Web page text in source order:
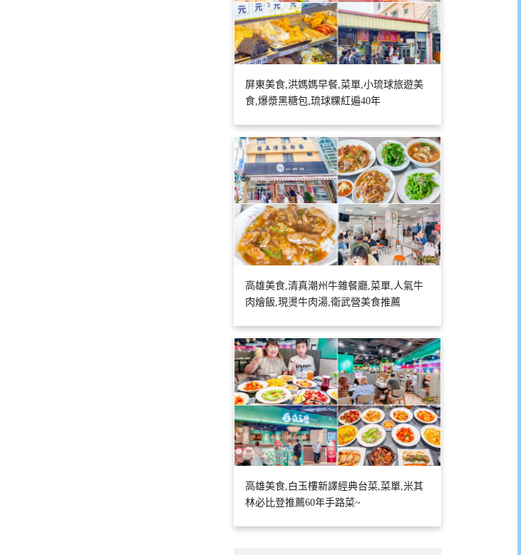
屏東美食,洪媽媽早餐,菜單,小琉球旅遊美
食,爆漿黑糖包,琉球粿紅遍40年
高雄美食,清真潮州牛雜餐廳,菜單,人氣牛
肉燴飯,現燙牛肉湯,衛武營美食推薦
高雄美食,白玉樓新譯經典台菜,菜單,米其
林必比登推薦60年手路菜~